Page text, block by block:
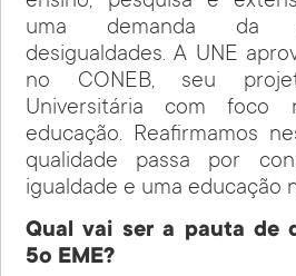
uma demanda da
desigualdades. A UNE
no CONEB, seu
Universitária com foco
educação. Reafirmamos
qualidade passa por
igualdade e uma educação
Qual vai ser a pauta de
5o EME?